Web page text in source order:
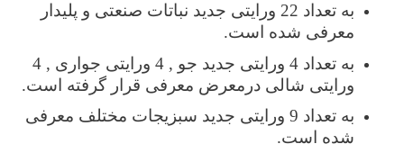
به تعداد 22 ورایتی جدید نباتات صنعتی و پلیدار
معرفی شده است.
به تعداد 4 ورایتی جدید جو , 4 ورایتی جواری , 4
ورایتی شالی درمعرض معرفی قرار گرفته است.
به تعداد 9 ورایتی جدید سبزیجات مختلف معرفی
شده است.